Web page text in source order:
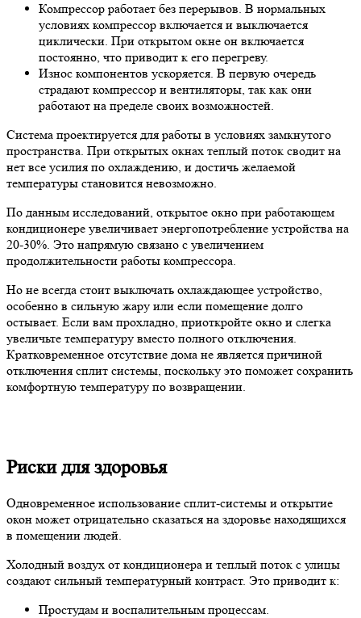
Компрессор работает без перерывов. В нормальных
условиях компрессор включается и выключается
циклически. При открытом окне он включается
постоянно, что приводит к его перегреву.
Износ компонентов ускоряется. В первую очередь
страдают компрессор и вентиляторы, так как они
работают на пределе своих возможностей.
Система проектируется для работы в условиях замкнутого
пространства. При открытых окнах теплый поток сводит на
нет все усилия по охлаждению, и достичь желаемой
температуры становится невозможно.
По данным исследований, открытое окно при работающем
кондиционере увеличивает энергопотребление устройства на
20-30%. Это напрямую связано с увеличением
продолжительности работы компрессора.
Но не всегда стоит выключать охлаждающее устройство,
особенно в сильную жару или если помещение долго
остывает. Если вам прохладно, приоткройте окно и слегка
увеличьте температуру вместо полного отключения.
Кратковременное отсутствие дома не является причиной
отключения сплит системы, поскольку это поможет сохранить
комфортную температуру по возвращении.
Риски для здоровья
Одновременное использование сплит-системы и открытие
окон может отрицательно сказаться на здоровье находящихся
в помещении людей.
Холодный воздух от кондиционера и теплый поток с улицы
создают сильный температурный контраст. Это приводит к:
Простудам и воспалительным процессам.